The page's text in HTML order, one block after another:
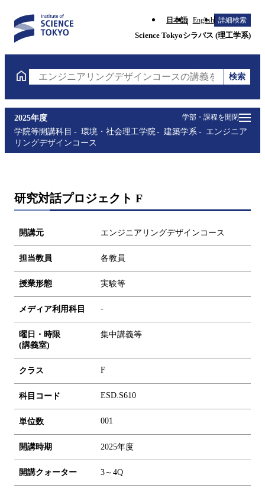
日本語 English 詳細検索
Science Tokyoシラバス (理工学系)
エンジニアリングデザインコースの講義を検索（講
検索
学部・課程を開閉
2025年度
学院等開講科目
環境・社会理工学院 建築学系
エンジニア
リングデザインコース
研究対話プロジェクト F
開講元 エンジニアリングデザインコース
担当教員 各教員
授業形態 実験等
メディア利用科目 -
曜日・時限
(講義室)
集中講義等
クラス F
科目コード ESD.S610
単位数 001
開講時期 2025年度
開講クォーター 3～4Q